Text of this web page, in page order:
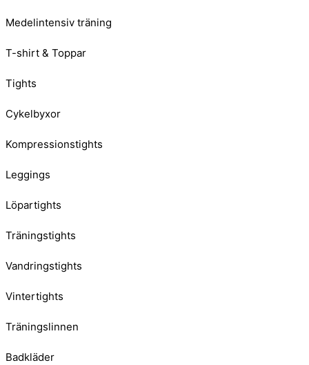
Medelintensiv träning
T-shirt & Toppar
Tights
Cykelbyxor
Kompressionstights
Leggings
Löpartights
Träningstights
Vandringstights
Vintertights
Träningslinnen
Badkläder